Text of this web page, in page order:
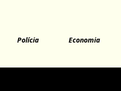
Polícia Economia